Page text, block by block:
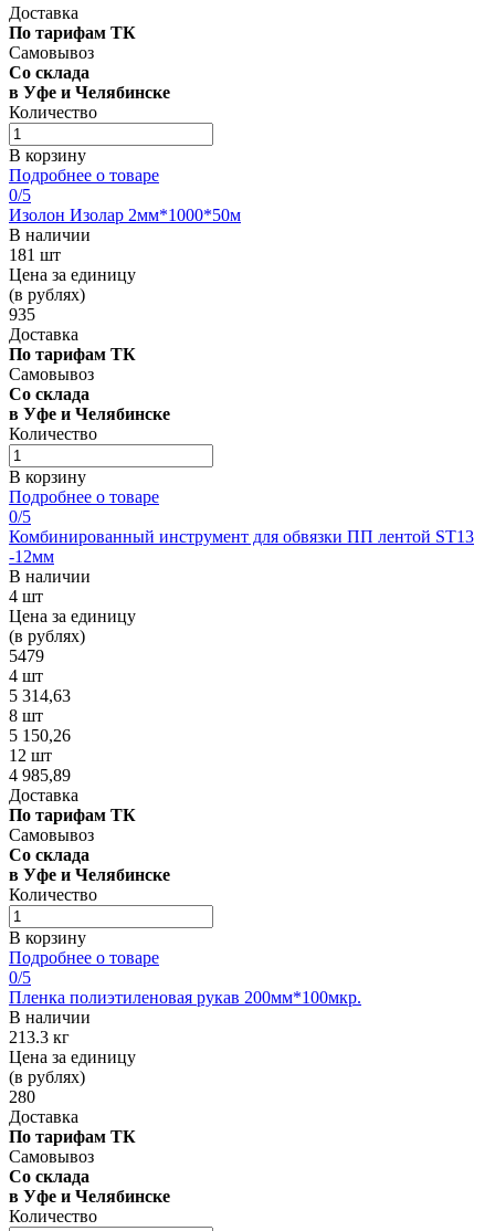
Доставка
По тарифам ТК
Самовывоз
Со склада
в Уфе и Челябинске
Количество
В корзину
Подробнее о товаре
0/5
Изолон Изолар 2мм*1000*50м
В наличии
181 шт
Цена за единицу
(в рублях)
935
Доставка
По тарифам ТК
Самовывоз
Со склада
в Уфе и Челябинске
Количество
В корзину
Подробнее о товаре
0/5
Комбинированный инструмент для обвязки ПП лентой ST13
-12мм
В наличии
4 шт
Цена за единицу
(в рублях)
5479
4 шт
5 314,63
8 шт
5 150,26
12 шт
4 985,89
Доставка
По тарифам ТК
Самовывоз
Со склада
в Уфе и Челябинске
Количество
В корзину
Подробнее о товаре
0/5
Пленка полиэтиленовая рукав 200мм*100мкр.
В наличии
213.3 кг
Цена за единицу
(в рублях)
280
Доставка
По тарифам ТК
Самовывоз
Со склада
в Уфе и Челябинске
Количество